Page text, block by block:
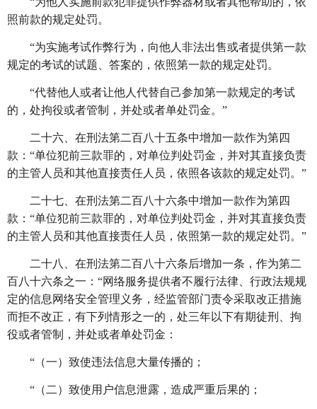
照前款的规定处罚。
“为实施考试作弊行为，向他人非法出售或者提供第一款
规定的考试的试题、答案的，依照第一款的规定处罚。
“代替他人或者让他人代替自己参加第一款规定的考试
的，处拘役或者管制，并处或者单处罚金。”
二十六、在刑法第二百八十五条中增加一款作为第四
款： “单位犯前三款罪的，对单位判处罚金，并对其直接负责
的主管人员和其他直接责任人员，依照各该款的规定处罚。”
二十七、在刑法第二百八十六条中增加一款作为第四
款： “单位犯前三款罪的，对单位判处罚金，并对其直接负责
的主管人员和其他直接责任人员，依照第一款的规定处罚。”
二十八、在刑法第二百八十六条后增加一条，作为第二
百八十六条之一： “网络服务提供者不履行法律、行政法规规
定的信息网络安全管理义务，经监管部门责令采取改正措施
而拒不改正，有下列情形之一的，处三年以下有期徒刑、拘
役或者管制，并处或者单处罚金：
“（一）致使违法信息大量传播的；
“（二）致使用户信息泄露，造成严重后果的；